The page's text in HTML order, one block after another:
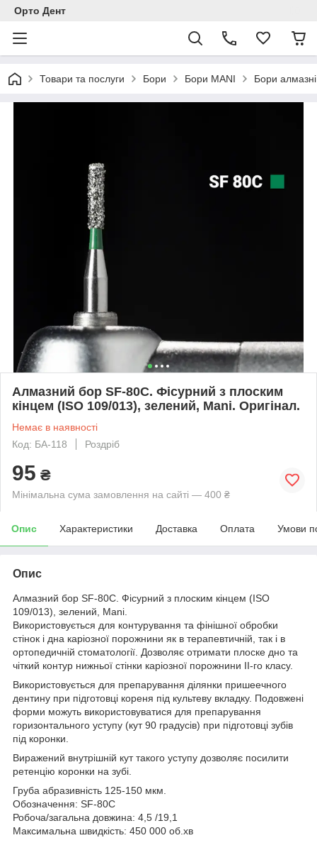
Орто Дент
Товари та послуги Бори Бори MANI Бори алмазні
Алмазний бор SF-80C. Фісурний з плоским
кінцем (ISO 109/013), зелений, Mani. Оригінал.
Немає в наявності
Код: БА-118
Роздріб
95 ₴
Мінімальна сума замовлення на сайті — 400 ₴
Опис Характеристики Доставка Оплата Умови
Опис
Алмазний бор SF-80C. Фісурний з плоским кінцем (ISO
109/013), зелений, Mani.
Використовується для контурування та фінішної обробки
стінок і дна каріозної порожнини як в терапевтичній, так і в
ортопедичній стоматології. Дозволяє отримати плоске дно та
чіткий контур нижньої стінки каріозної порожнини II-го класу.
Використовується для препарування ділянки пришеечного
дентину при підготовці кореня під культеву вкладку. Подовжені
форми можуть використовуватися для препарування
горизонтального уступу (кут 90 градусів) при підготовці зубів
під коронки.
Виражений внутрішній кут такого уступу дозволяє посилити
ретенцію коронки на зубі.
Груба абразивність 125-150 мкм.
Обозначення: SF-80C
Робоча/загальна довжина: 4,5 /19,1
Максимальна швидкість: 450 000 об.хв